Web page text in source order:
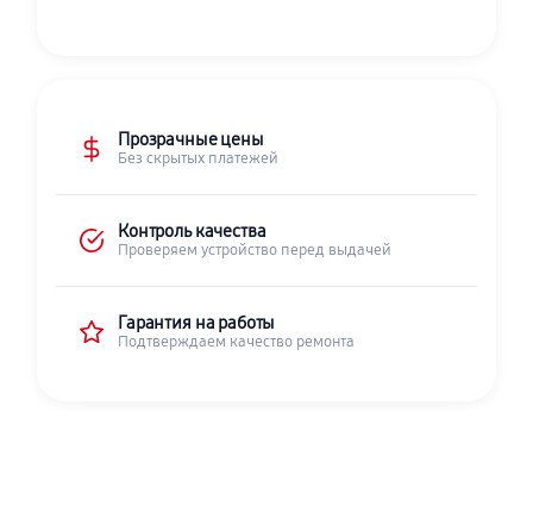
Прозрачные цены
Без скрытых платежей
Контроль качества
Проверяем устройство перед выдачей
Гарантия на работы
Подтверждаем качество ремонта